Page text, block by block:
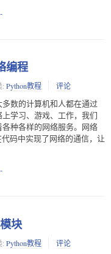
编程
: Python教程 评论
数的计算机和人都在通过
学习、游戏、工作，我们
种各样的网络服务。网络
码中实现了网络的通信，让
块
: Python教程 评论